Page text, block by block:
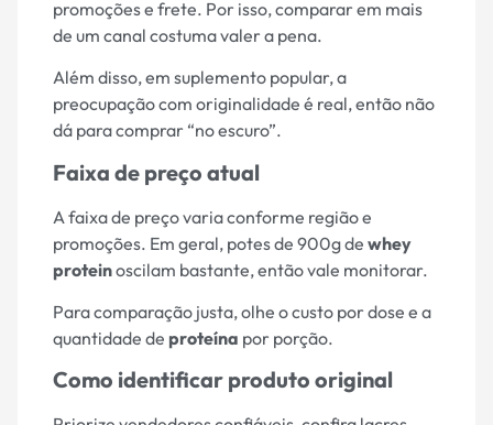
promoções e frete. Por isso, comparar em mais
de um canal costuma valer a pena.
Além disso, em suplemento popular, a
preocupação com originalidade é real, então não
dá para comprar “no escuro”.
Faixa de preço atual
A faixa de preço varia conforme região e
promoções. Em geral, potes de 900g de whey
proteinoscilam bastante, então vale monitorar.
Para comparação justa, olhe o custo por dose e a
quantidade de proteína por porção.
Como identificar produto original